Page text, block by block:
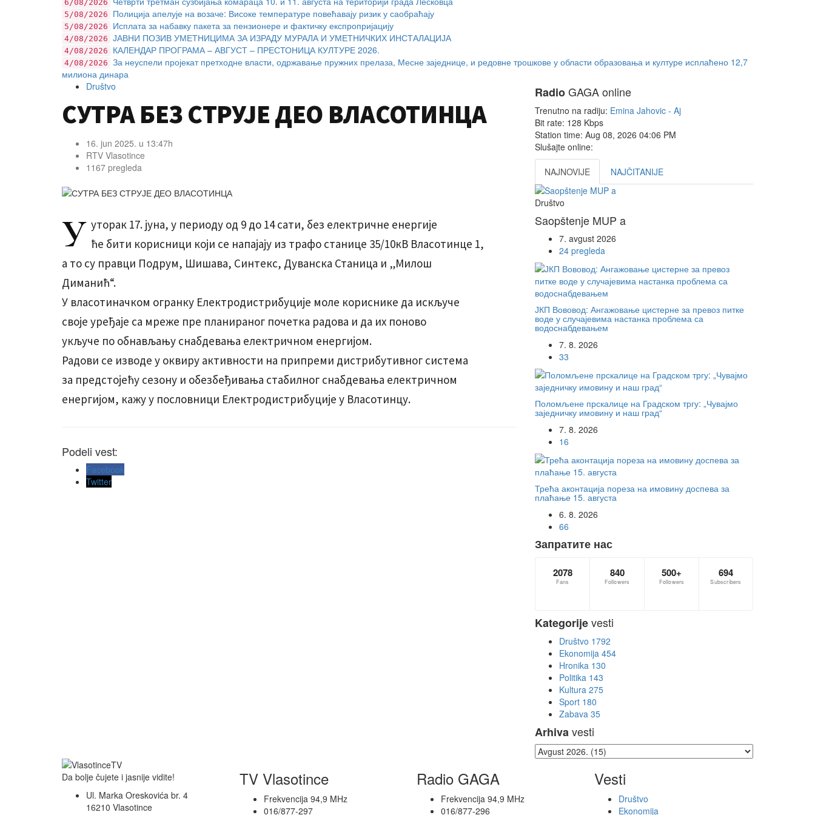
6/08/2026
5/08/2026 Полиција апелује на возаче: Високе температуре повећавају ризик у саобраћају
5/08/2026 Исплата за набавку пакета за пензионере и фактичку експропријацију
4/08/2026 ЈАВНИ ПОЗИВ УМЕТНИЦИМА ЗА ИЗРАДУ МУРАЛА И УМЕТНИЧКИХ ИНСТАЛАЦИЈА
4/08/2026 КАЛЕНДАР ПРОГРАМА – АВГУСТ – ПРЕСТОНИЦА КУЛТУРЕ 2026.
4/08/2026 За неуспели пројекат претходне власти, одржавање пружних прелаза, Месне заједнице, и редовне трошкове у области образовања и културе исплаћено 12,7
милиона динара
Društvo
СУТРА БЕЗ СТРУЈЕ ДЕО ВЛАСОТИНЦА
16. jun 2025. u 13:47h
RTV Vlasotince
1167 pregleda
У уторак 17. јуна, у периоду од 9 до 14 сати, без електричне енергије
ће бити корисници који се напајају из трафо станице 35/10кВ Власотинце 1,
а то су правци Подрум, Шишава, Синтекс, Дуванска Станица и „Милош
Диманић“.
У власотиначком огранку Електродистрибуције моле кориснике да искључе
своје уређаје са мреже пре планираног почетка радова и да их поново
укључе по обнављању снабдевања електричном енергијом.
Радови се изводе у оквиру активности на припреми дистрибутивног система
за предстојећу сезону и обезбеђивања стабилног снабдевања електричном
енергијом, кажу у пословници Електродистрибуције у Власотинцу.
Podeli vest:
Facebook
Twitter
RadioGAGA online
Trenutno na radiju: Emina Jahovic - Aj
Bit rate: 128 Kbps
Station time: Aug 08, 2026 04:06 PM
Slušajte online:
NAJNOVIJE NAJČITANIJE
Društvo
Saopštenje MUP a
7. avgust 2026
24 pregleda
ЈКП Вововод: Ангажовање цистерне за превоз питке
воде у случајевима настанка проблема са
водоснабдевањем
7. 8. 2026
33
Поломљене прскалице на Градском тргу: „Чувајмо
заједничку имовину и наш град“
7. 8. 2026
16
Трећа аконтација пореза на имовину доспева за
плаћање 15. августа
6. 8. 2026
66
Запратите нас
2078
Fans
840
Followers
500+
Followers
694
Subscribers
Kategorijevesti
Društvo 1792
Ekonomija 454
Hronika 130
Politika 143
Kultura 275
Sport 180
Zabava 35
Arhivavesti
Da bolje čujete i jasnije vidite!
Ul. Marka Oreskovića br. 4
16210 Vlasotince
TV Vlasotince
Frekvencija 94,9 MHz
016/877-297
Radio GAGA
Frekvencija 94,9 MHz
016/877-296
Vesti
Društvo
Ekonomija